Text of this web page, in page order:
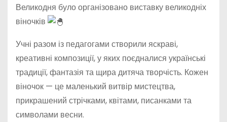
Великодня було організовано виставку великодніх
віночків
Учні разом із педагогами створили яскраві,
креативні композиції, у яких поєдналися українські
традиції, фантазія та щира дитяча творчість. Кожен
віночок — це маленький витвір мистецтва,
прикрашений стрічками, квітами, писанками та
символами весни.